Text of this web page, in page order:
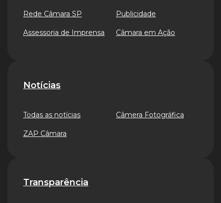
Rede Câmara SP
Assessoria de Imprensa
Publicidade
Câmara em Ação
Notícias
Todas as notícias
ZAP Câmara
Câmera Fotográfica
Transparência